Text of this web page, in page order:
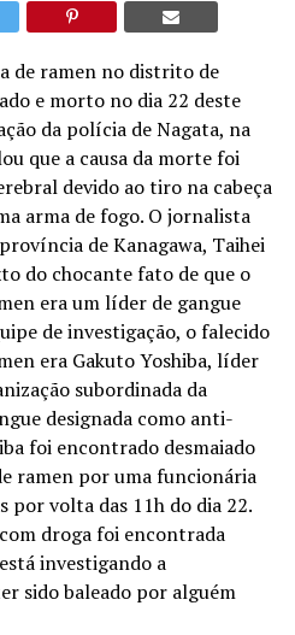
de ramen no distrito de
e morto no dia 22 deste
da polícia de Nagata, na
que a causa da morte foi
devido ao tiro na cabeça
arma de fogo. O jornalista
de Kanagawa, Taihei
do chocante fato de que o
era um líder de gangue
de investigação, o falecido
era Gakuto Yoshiba, líder
subordinada da
designada como anti-
foi encontrado desmaiado
ramen por uma funcionária
por volta das 11h do dia 22.
droga foi encontrada
investigando a
sido baleado por alguém